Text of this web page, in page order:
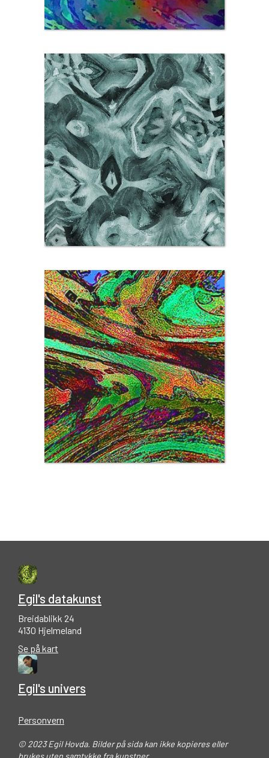
Egil's datakunst
Breidablikk 24
4130 Hjelmeland
Se på kart
Egil's univers
Personvern
© 2023 Egil Hovda. Bilder på sida kan ikke kopieres eller
brukes uten samtykke fra kunstner.